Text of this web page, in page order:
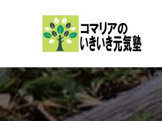
キ
ッ
プ